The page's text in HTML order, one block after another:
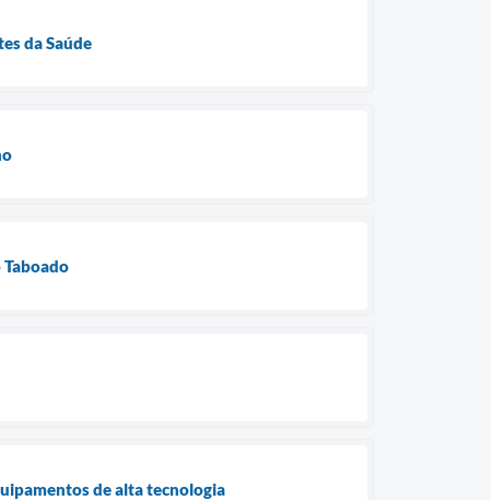
da Saúde
de alta tecnologia